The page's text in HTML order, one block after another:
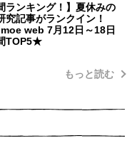
ランキング！】夏休みの
究記事がランクイン！
web 7月12日～18日
TOP5★
もっと読む